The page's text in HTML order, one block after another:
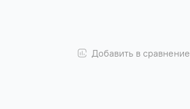
Добавить в сравнение